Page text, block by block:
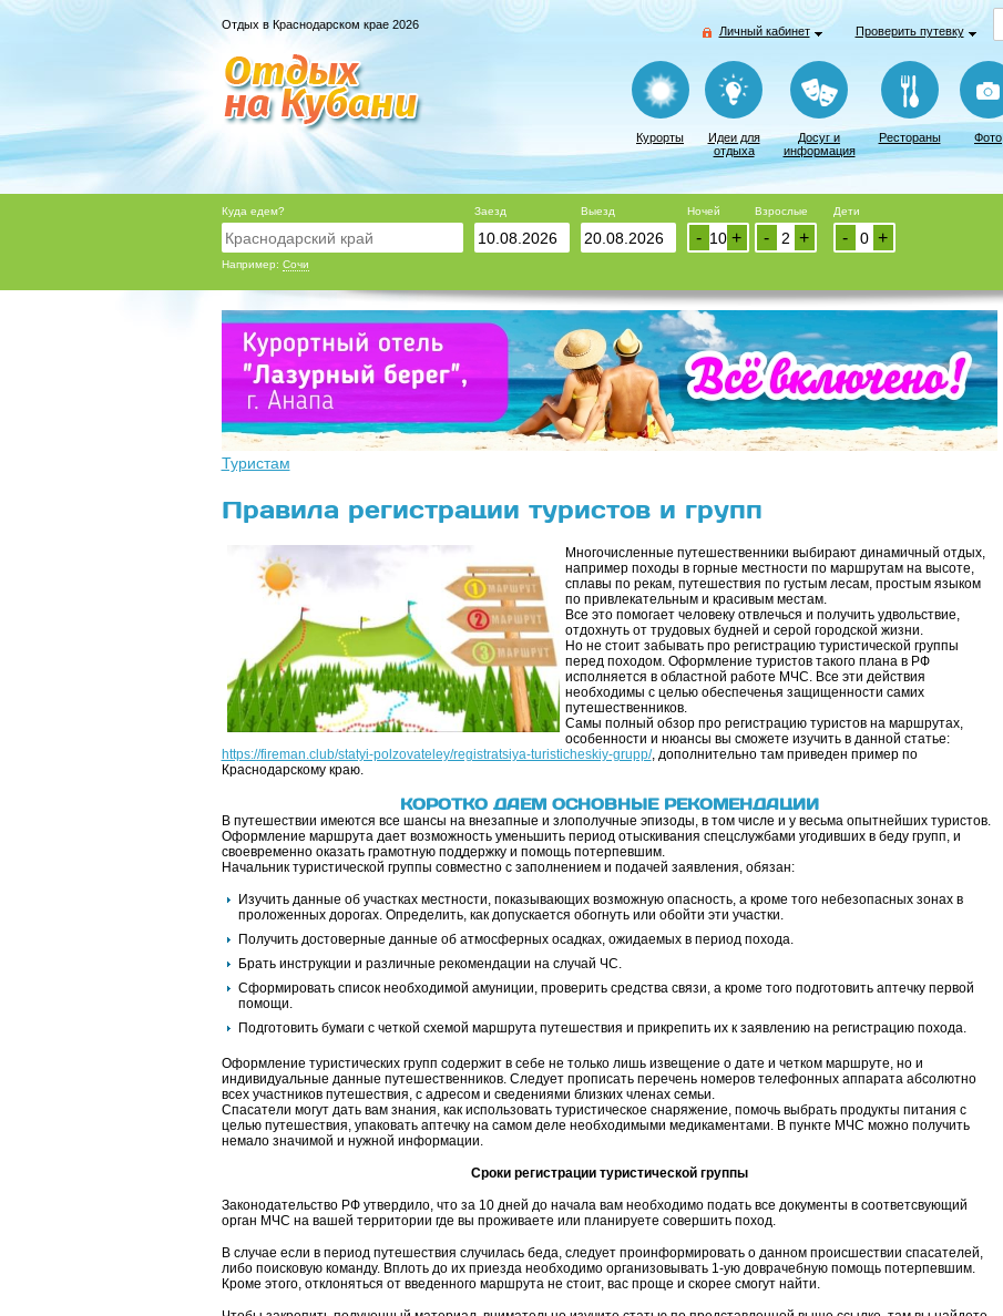
Отдых в Краснодарском крае 2026 Личный кабинет Проверить путевку
Курорты
Идеи для
отдыха
Досуг и
информация
Рестораны Фото
Куда едем?
Например: Сочи
Заезд Выезд Ночей
+
-
Взрослые
+
-
Дети
+
-
Туристам
Правила регистрации туристов и групп
Многочисленные путешественники выбирают динамичный отдых,
например походы в горные местности по маршрутам на высоте,
сплавы по рекам, путешествия по густым лесам, простым языком
по привлекательным и красивым местам.
Все это помогает человеку отвлечься и получить удвольствие,
отдохнуть от трудовых будней и серой городской жизни.
Но не стоит забывать про регистрацию туристической группы
перед походом. Оформление туристов такого плана в РФ
исполняется в областной работе МЧС. Все эти действия
необходимы с целью обеспеченья защищенности самих
путешественников.
Самы полный обзор про регистрацию туристов на маршрутах,
особенности и нюансы вы сможете изучить в данной статье:
https://fireman.club/statyi-polzovateley/registratsiya-turisticheskiy-grupp/, дополнительно там приведен пример по
Краснодарскому краю.
КОРОТКО ДАЕМ ОСНОВНЫЕ РЕКОМЕНДАЦИИ
В путешествии имеются все шансы на внезапные и злополучные эпизоды, в том числе и у весьма опытнейших туристов.
Оформление маршрута дает возможность уменьшить период отыскивания спецслужбами угодивших в беду групп, и
своевременно оказать грамотную поддержку и помощь потерпевшим.
Начальник туристической группы совместно с заполнением и подачей заявления, обязан:
Изучить данные об участках местности, показывающих возможную опасность, а кроме того небезопасных зонах в
проложенных дорогах. Определить, как допускается обогнуть или обойти эти участки.
Получить достоверные данные об атмосферных осадках, ожидаемых в период похода.
Брать инструкции и различные рекомендации на случай ЧС.
Сформировать список необходимой амуниции, проверить средства связи, а кроме того подготовить аптечку первой
помощи.
Подготовить бумаги с четкой схемой маршрута путешествия и прикрепить их к заявлению на регистрацию похода.
Оформление туристических групп содержит в себе не только лишь извещение о дате и четком маршруте, но и
индивидуальные данные путешественников. Следует прописать перечень номеров телефонных аппарата абсолютно
всех участников путешествия, с адресом и сведениями близких членах семьи.
Спасатели могут дать вам знания, как использовать туристическое снаряжение, помочь выбрать продукты питания с
целью путешествия, упаковать аптечку на самом деле необходимыми медикаментами. В пункте МЧС можно получить
немало значимой и нужной информации.
Сроки регистрации туристической группы
Законодательство РФ утвердило, что за 10 дней до начала вам необходимо подать все документы в соответсвующий
орган МЧС на вашей территории где вы проживаете или планируете совершить поход.
В случае если в период путешествия случилась беда, следует проинформировать о данном происшествии спасателей,
либо поисковую команду. Вплоть до их приезда необходимо организовывать 1-ую доврачебную помощь потерпевшим.
Кроме этого, отклоняться от введенного маршрута не стоит, вас проще и скорее смогут найти.